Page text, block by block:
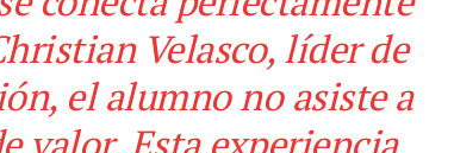
Velasco, líder de
el alumno no asiste a